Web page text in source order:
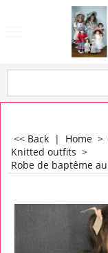
<< Back | Home >
Knitted outfits >
Robe de baptême